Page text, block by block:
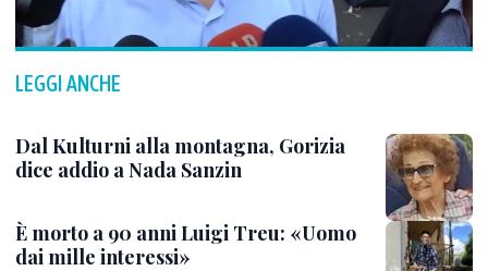
LEGGI ANCHE
Dal Kulturni alla montagna, Gorizia
dice addio a Nada Sanzin
È morto a 90 anni Luigi Treu: «Uomo
dai mille interessi»